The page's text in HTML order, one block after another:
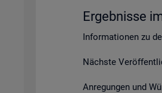
Er­geb­nis­se
In­for­ma­tio­nen zu
Nächs­te
An­re­gun­gen und